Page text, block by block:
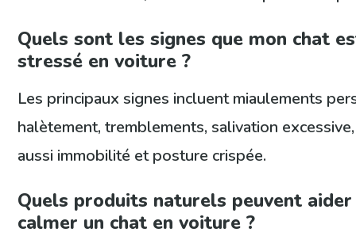
Quels sont les signes que mon chat
stressé en voiture ?
Les principaux signes incluent miaulements
halètement, tremblements, salivation
aussi immobilité et posture crispée.
Quels produits naturels peuvent
calmer un chat en voiture ?